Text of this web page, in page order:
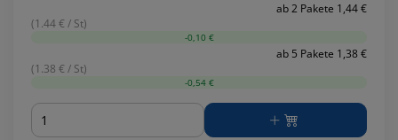
ab 2 Pakete 1,44 €
(1.44 € / St)
-0,10 €
ab 5 Pakete 1,38 €
(1.38 € / St)
-0,54 €
Menge